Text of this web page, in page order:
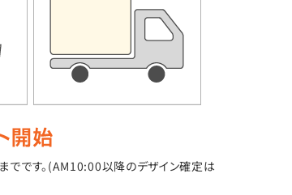
でです。(AM10:00以降のデザイン確定は